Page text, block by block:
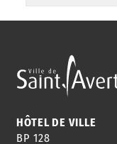
HÔTEL DE VILLE
BP 128